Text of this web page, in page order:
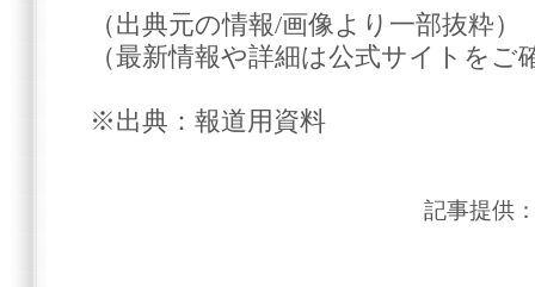
（出典元の情報/画像より一部抜粋）
（最新情報や詳細は公式サイトをご
※出典：報道用資料
記事提供